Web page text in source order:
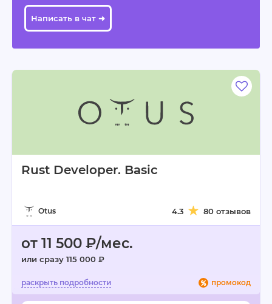
Написать в чат ➜
Rust Developer. Basic
Otus 4.3 80 отзывов
от 11 500 ₽/мес.
или сразу 115 000 ₽
промокод